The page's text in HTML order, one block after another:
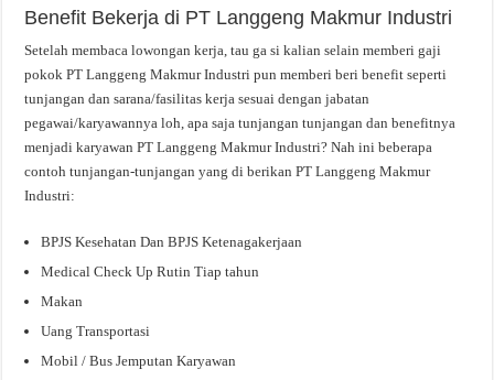
Benefit Bekerja di PT Langgeng Makmur Industri
Setelah membaca lowongan kerja, tau ga si kalian selain memberi gaji
pokok PT Langgeng Makmur Industri pun memberi beri benefit seperti
tunjangan dan sarana/fasilitas kerja sesuai dengan jabatan
pegawai/karyawannya loh, apa saja tunjangan tunjangan dan benefitnya
menjadi karyawan PT Langgeng Makmur Industri? Nah ini beberapa
contoh tunjangan-tunjangan yang di berikan PT Langgeng Makmur
Industri:
BPJS Kesehatan Dan BPJS Ketenagakerjaan
Medical Check Up Rutin Tiap tahun
Makan
Uang Transportasi
Mobil / Bus Jemputan Karyawan